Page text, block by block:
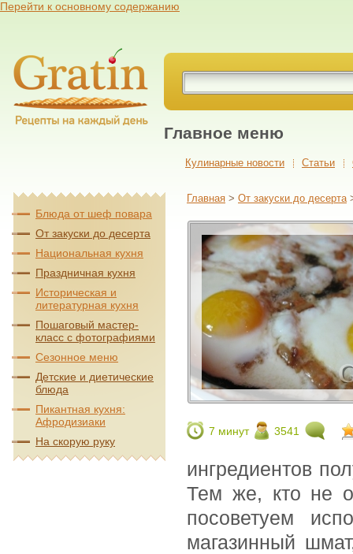
Перейти к основному содержанию
Главное меню
Кулинарные новости Cтатьи
Главная > От закуски до десерта
7 минут 3541
ингредиентов
Тем же, кто не
посоветуем
магазинный
Блюда от шеф повара
От закуски до десерта
Национальная кухня
Праздничная кухня
Историческая и
литературная кухня
Пошаговый мастер-
класс с фотографиями
Сезонное меню
Детские и диетические
блюда
Пикантная кухня:
Афродизиаки
На скорую руку